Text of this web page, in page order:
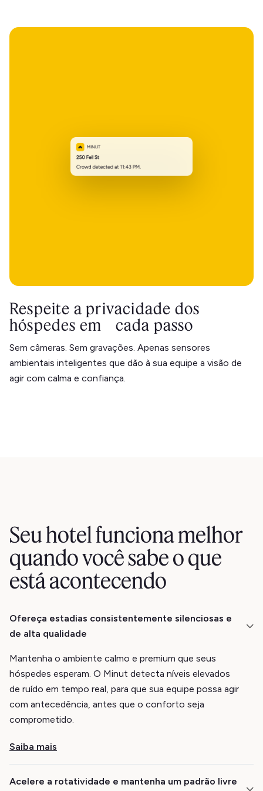
Respeite a privacidade dos
hóspedes em cada passo
Sem câmeras. Sem gravações. Apenas sensores
ambientais inteligentes que dão à sua equipe a visão de
agir com calma e confiança.
Seu hotel funciona melhor
quando você sabe o que
está acontecendo
Ofereça estadias consistentemente silenciosas e
de alta qualidade
Mantenha o ambiente calmo e premium que seus
hóspedes esperam. O Minut detecta níveis elevados
de ruído em tempo real, para que sua equipe possa agir
com antecedência, antes que o conforto seja
comprometido.
Saiba mais
Acelere a rotatividade e mantenha um padrão livre